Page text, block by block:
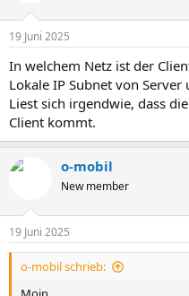
19 Juni 2025
In welchem Netz ist der
Lokale IP Subnet von Server
Liest sich irgendwie, dass
Client kommt.
o-mobil
New member
19 Juni 2025
o-mobil schrieb: